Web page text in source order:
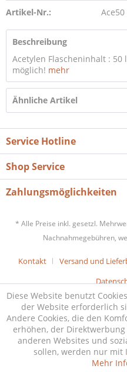
Artikel-Nr.: Ace50
Beschreibung
Acetylen Flascheninhalt :
möglich! mehr
Ähnliche Artikel
Service Hotline
Shop Service
Zahlungsmöglichkeiten
* Alle Preise inkl. gesetzl.
Nachnahmegebühren,
Kontakt Versand und
Diese Website benutzt
der Website erforderlich
Andere Cookies, die den
erhöhen, der
anderen Websites und
sollen, werden nur mit
Mehr